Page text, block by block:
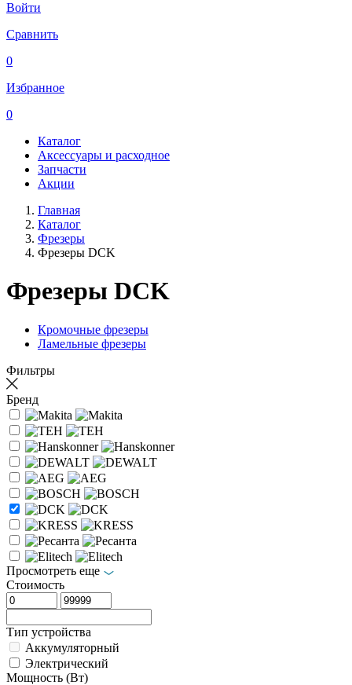
Войти
Сравнить
0
Избранное
0
Каталог
Аксессуары и расходное
Запчасти
Акции
Главная
Каталог
Фрезеры
Фрезеры DCK
Фрезеры DCK
Кромочные фрезеры
Ламельные фрезеры
Фильтры
Бренд
Просмотреть еще
Стоимость
Тип устройства
Аккумуляторный
Электрический
Мощность (Вт)